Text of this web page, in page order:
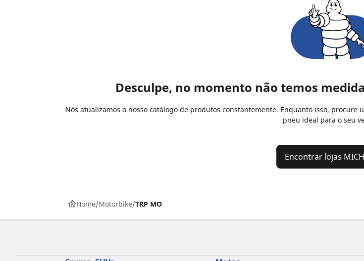
Desculpe, no momento não temos
Nós atualizamos o nosso catálogo de produtos constantemente. Enquanto isso, procure
pneu ideal para o seu
Encontrar lojas
Home Motorbike TRP MO